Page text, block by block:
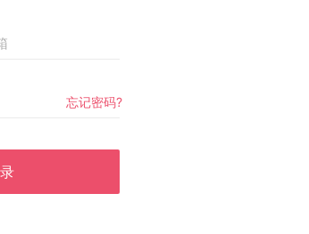
忘记密码?